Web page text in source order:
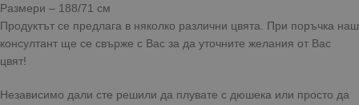
Размери – 188/71 см
Продуктът се предлага в няколко различни цвята. При поръчка наш
консултант ще се свърже с Вас за да уточните желания от Вас
цвят!
Независимо дали сте решили да плувате с дюшека или просто да